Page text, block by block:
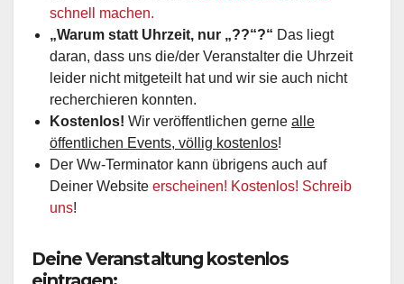
schnell machen.
„Warum statt Uhrzeit, nur „??“?“ Das liegt
daran, dass uns die/der Veranstalter die Uhrzeit
leider nicht mitgeteilt hat und wir sie auch nicht
recherchieren konnten.
Kostenlos! Wir veröffentlichen gerne alle
öffentlichen Events, völlig kostenlos!
Der Ww-Terminator kann übrigens auch auf
Deiner Website erscheinen! Kostenlos! Schreib
uns!
Deine Veranstaltung kostenlos